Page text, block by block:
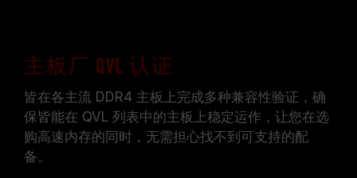
主板厂 QVL 认证
皆在各主流 DDR4 主板上完成多种兼容性验证，确
保皆能在 QVL 列表中的主板上稳定运作，让您在选
购高速内存的同时，无需担心找不到可支持的配
备。